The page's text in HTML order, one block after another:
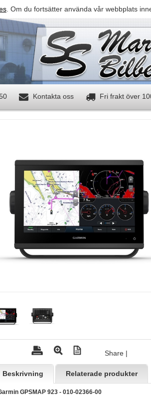
. Om du fortsätter använda vår webbplats
Kontakta oss Fri frakt över
Share |
Beskrivning Relaterade produkter
GPSMAP 923 - 010-02366-00